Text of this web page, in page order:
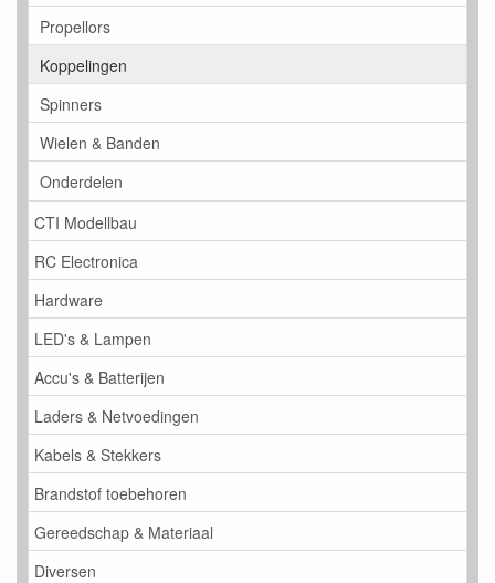
Propellors
Koppelingen
Spinners
Wielen & Banden
Onderdelen
CTI Modellbau
RC Electronica
Hardware
LED's & Lampen
Accu's & Batterijen
Laders & Netvoedingen
Kabels & Stekkers
Brandstof toebehoren
Gereedschap & Materiaal
Diversen